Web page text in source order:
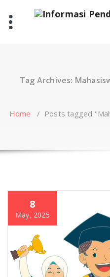
content
Tag Archives:
Home / Posts tagged
8
May, 2025